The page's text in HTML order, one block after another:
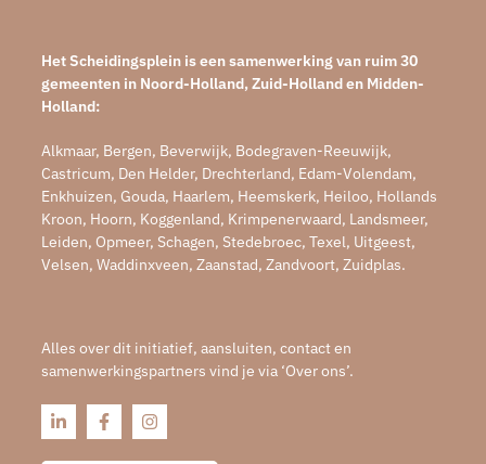
Het Scheidingsplein is een samenwerking van ruim 30
gemeenten in Noord-Holland, Zuid-Holland en Midden-
Holland:
Alkmaar, Bergen, Beverwijk, Bodegraven-Reeuwijk,
Castricum, Den Helder, Drechterland, Edam-Volendam,
Enkhuizen, Gouda, Haarlem, Heemskerk, Heiloo, Hollands
Kroon, Hoorn, Koggenland, Krimpenerwaard, Landsmeer,
Leiden, Opmeer, Schagen, Stedebroec, Texel, Uitgeest,
Velsen, Waddinxveen, Zaanstad, Zandvoort, Zuidplas.
Alles over dit initiatief, aansluiten, contact en
samenwerkingspartners vind je via ‘Over ons’.